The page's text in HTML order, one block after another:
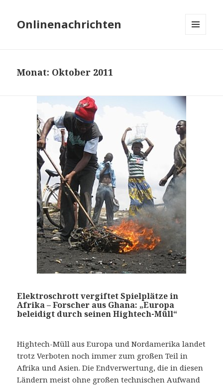
Onlinenachrichten
Monat: Oktober 2011
Elektroschrott vergiftet Spielplätze in
Afrika – Forscher aus Ghana: „Europa
beleidigt durch seinen Hightech-Müll“
Hightech-Müll aus Europa und Nordamerika landet
trotz Verboten noch immer zum großen Teil in
Afrika und Asien. Die Endverwertung, die in diesen
Ländern meist ohne großen technischen Aufwand